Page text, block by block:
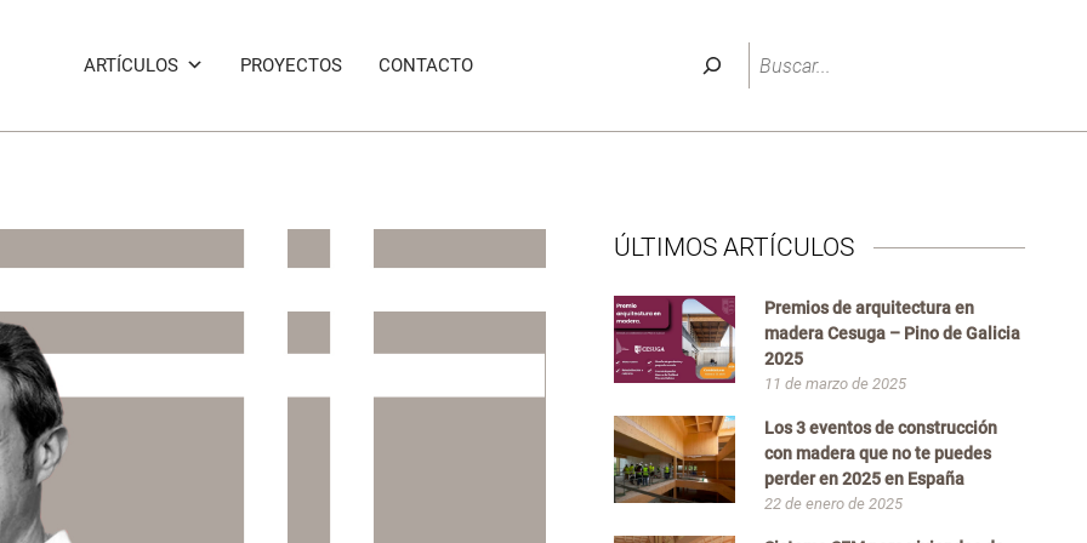
ARTÍCULOS PROYECTOS CONTACTO Buscar
ÚLTIMOS ARTÍCULOS
Premios de arquitectura en
madera Cesuga – Pino de Galicia
2025
11 de marzo de 2025
Los 3 eventos de construcción
con madera que no te puedes
perder en 2025 en España
22 de enero de 2025